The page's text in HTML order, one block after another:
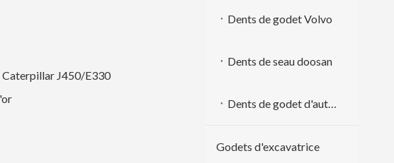
Caterpillar J450/E330
Dents de godet Volvo
Dents de seau doosan
Dents de godet d'autres marques
Godets d'excavatrice